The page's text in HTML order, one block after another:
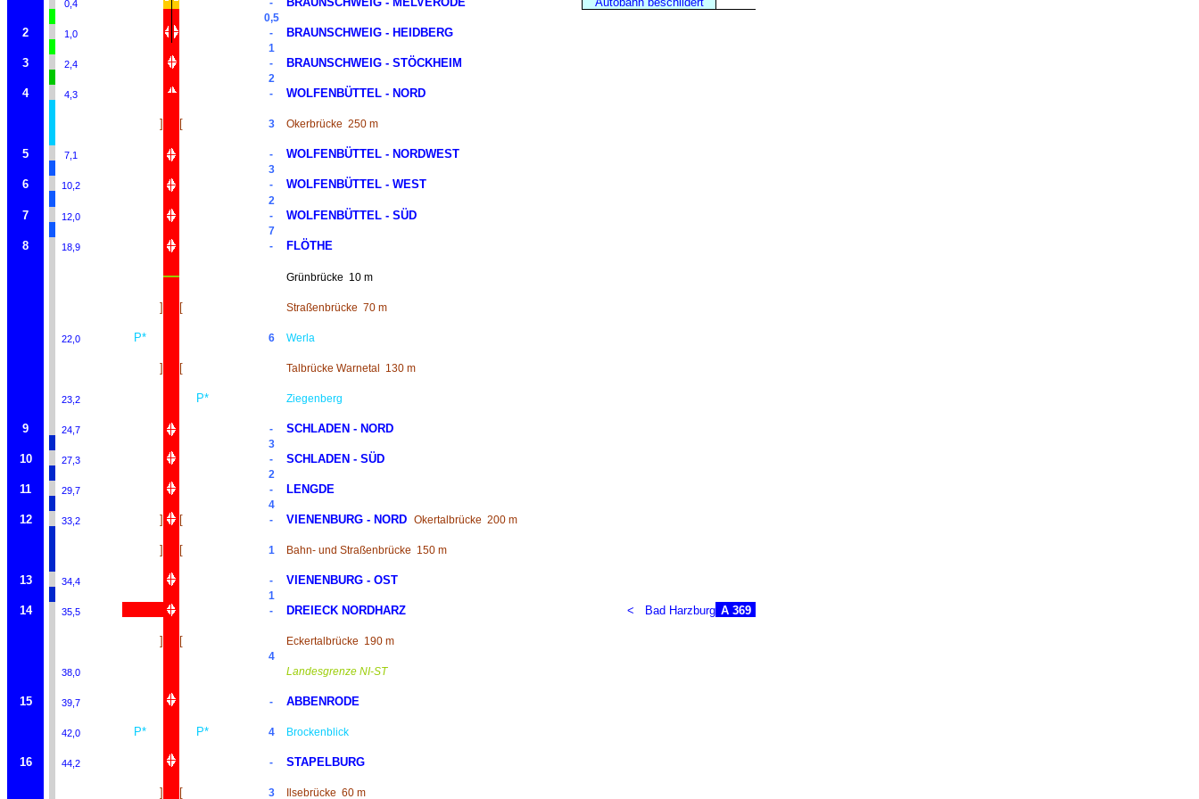
0,4 -
0,5
2 1,0 - BRAUNSCHWEIG - HEIDBERG
1
3 2,4 - BRAUNSCHWEIG - STÖCKHEIM
2
4 4,3 - WOLFENBÜTTEL - NORD
] [ 3 Okerbrücke 250 m
5 7,1 - WOLFENBÜTTEL - NORDWEST
3
6 10,2 - WOLFENBÜTTEL - WEST
2
7 12,0 - WOLFENBÜTTEL - SÜD
7
8 18,9 - FLÖTHE
Grünbrücke 10 m
] [ Straßenbrücke 70 m
22,0 P* 6 Werla
] [ Talbrücke Warnetal 130 m
23,2 P* Ziegenberg
9 24,7 - SCHLADEN - NORD
3
10 27,3 - SCHLADEN - SÜD
2
11 29,7 - LENGDE
4
12 33,2 ] [ - VIENENBURG - NORD Okertalbrücke 200 m
] [ 1 Bahn- und Straßenbrücke 150 m
13 34,4 - VIENENBURG - OST
1
14 35,5 - DREIECK NORDHARZ < Bad Harzburg A 369
] [ Eckertalbrücke 190 m
4
38,0 Landesgrenze NI-ST
15 39,7 - ABBENRODE
42,0 P* P* 4 Brockenblick
16 44,2 - STAPELBURG
] [ 3 Ilsebrücke 60 m